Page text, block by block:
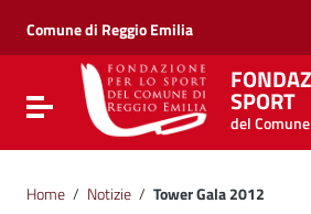
Vai al menu di navigazione
Vai al footer
Comune di Reggio Emilia
Attiva / disattiva la navigazione
SPORT
del
Home / Notizie / Tower Gala 2012